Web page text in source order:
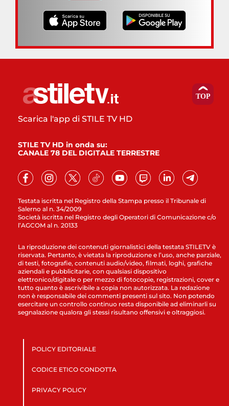
Testata iscritta nel Registro della Stampa presso il Tribunale di
Salerno al n. 34/2009
Società iscritta nel Registro degli Operatori di Comunicazione c/o
l’AGCOM al n. 20133
Scarica l'app di STILE TV HD
STILE TV HD in onda su:
CANALE 78 DEL DIGITALE TERRESTRE
La riproduzione dei contenuti giornalistici della testata STILETV è
riservata. Pertanto, è vietata la riproduzione e l’uso, anche parziale,
di testi, fotografie, contenuti audio/video, filmati, loghi, grafiche
aziendali e pubblicitarie, con qualsiasi dispositivo
elettronico/digitale o per mezzo di fotocopie, registrazioni, cover e
tutto quanto è ascrivibile a copia non autorizzata. La redazione
non è responsabile dei commenti presenti sul sito. Non potendo
esercitare un controllo continuo resta disponibile ad eliminarli su
segnalazione qualora gli stessi risultano offensivi e oltraggiosi.
POLICY EDITORIALE
CODICE ETICO CONDOTTA
PRIVACY POLICY